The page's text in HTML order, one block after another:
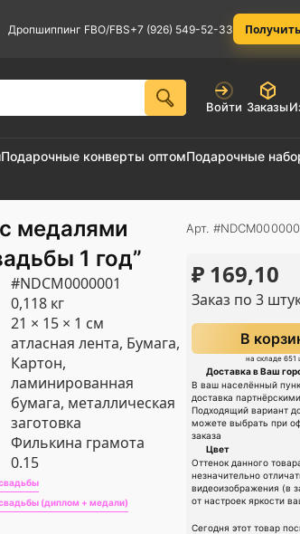
Дропшиппинг FBO/FBS+7 (926) 549-52-33
Войти Заказы
Подарочные конверты оптомПодарочные
медалями
1 год”
#NDCM0000001
0,118 кг
21 × 15 × 1 см
атласная лента, Бумага,
Картон,
ламинированная
бумага, металлическая
заготовка
Филькина грамота
0.15
(диплом + медали)
Арт.
₽ 169,10
Заказ по 3
В
на складе 651
Доставка в Ваш
В ваш населённый
доставка
Подходящий вариант
можете выбрать при
заказа
Цвет
Оттенок данного
незначительно
видеоизображения (в
от настроек яркости
Сегодня этот товар